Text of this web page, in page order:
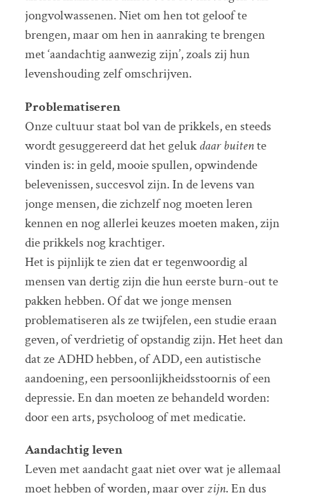
jongvolwassenen. Niet om hen tot geloof te
brengen, maar om hen in aanraking te brengen
met ‘aandachtig aanwezig zijn’, zoals zij hun
levenshouding zelf omschrijven.
Problematiseren
Onze cultuur staat bol van de prikkels, en steeds
wordt gesuggereerd dat het gelukdaar buitente
vinden is: in geld, mooie spullen, opwindende
belevenissen, succesvol zijn. In de levens van
jonge mensen, die zichzelf nog moeten leren
kennen en nog allerlei keuzes moeten maken, zijn
die prikkels nog krachtiger.
Het is pijnlijk te zien dat er tegenwoordig al
mensen van dertig zijn die hun eerste burn-out te
pakken hebben. Of dat we jonge mensen
problematiseren als ze twijfelen, een studie eraan
geven, of verdrietig of opstandig zijn. Het heet dan
dat ze ADHD hebben, of ADD, een autistische
aandoening, een persoonlijkheidsstoornis of een
depressie. En dan moeten ze behandeld worden:
door een arts, psycholoog of met medicatie.
Aandachtig leven
Leven met aandacht gaat niet over wat je allemaal
moet hebben of worden, maar over zijn. En dus